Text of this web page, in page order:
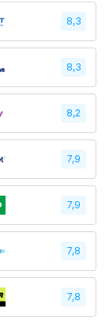
8,3
8,3
8,2
7,9
7,9
7,8
7,8